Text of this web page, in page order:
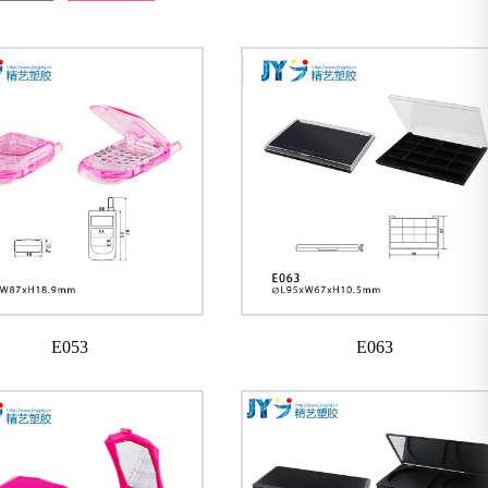
E053 E063